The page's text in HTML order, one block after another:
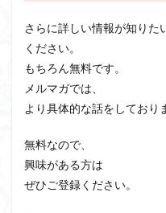
さらに詳しい情報が知りた
ください。
もちろん無料です。
メルマガでは、
より具体的な話をしており
無料なので、
興味がある方は
ぜひご登録ください。